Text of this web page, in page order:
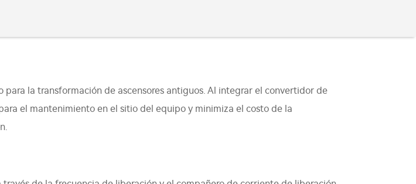
la transformación de ascensores antiguos. Al integrar el convertidor de
el mantenimiento en el sitio del equipo y minimiza el costo de la